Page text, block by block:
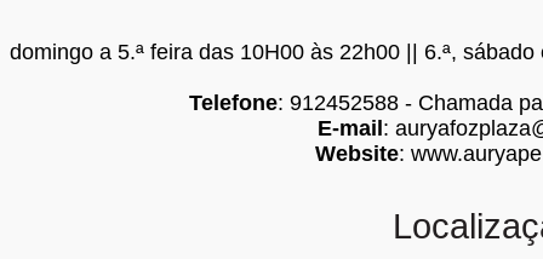
domingo a 5.ª feira das 10H00 às 22h00 || 6.ª,
Telefone: 912452588 - Chamada
E-mail :
Website: